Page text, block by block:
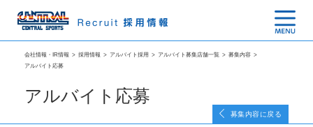
会社情報・IR情報 > 採用情報 > アルバイト採用 > アルバイト募集店舗一覧 > 募集内容 >
アルバイト応募
アルバイト応募
募集内容に戻る